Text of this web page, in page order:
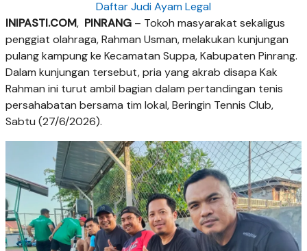
Daftar Judi Ayam Legal
INIPASTI.COM, PINRANG – Tokoh masyarakat sekaligus
penggiat olahraga, Rahman Usman, melakukan kunjungan
pulang kampung ke Kecamatan Suppa, Kabupaten Pinrang.
Dalam kunjungan tersebut, pria yang akrab disapa Kak
Rahman ini turut ambil bagian dalam pertandingan tenis
persahabatan bersama tim lokal, Beringin Tennis Club,
Sabtu (27/6/2026).